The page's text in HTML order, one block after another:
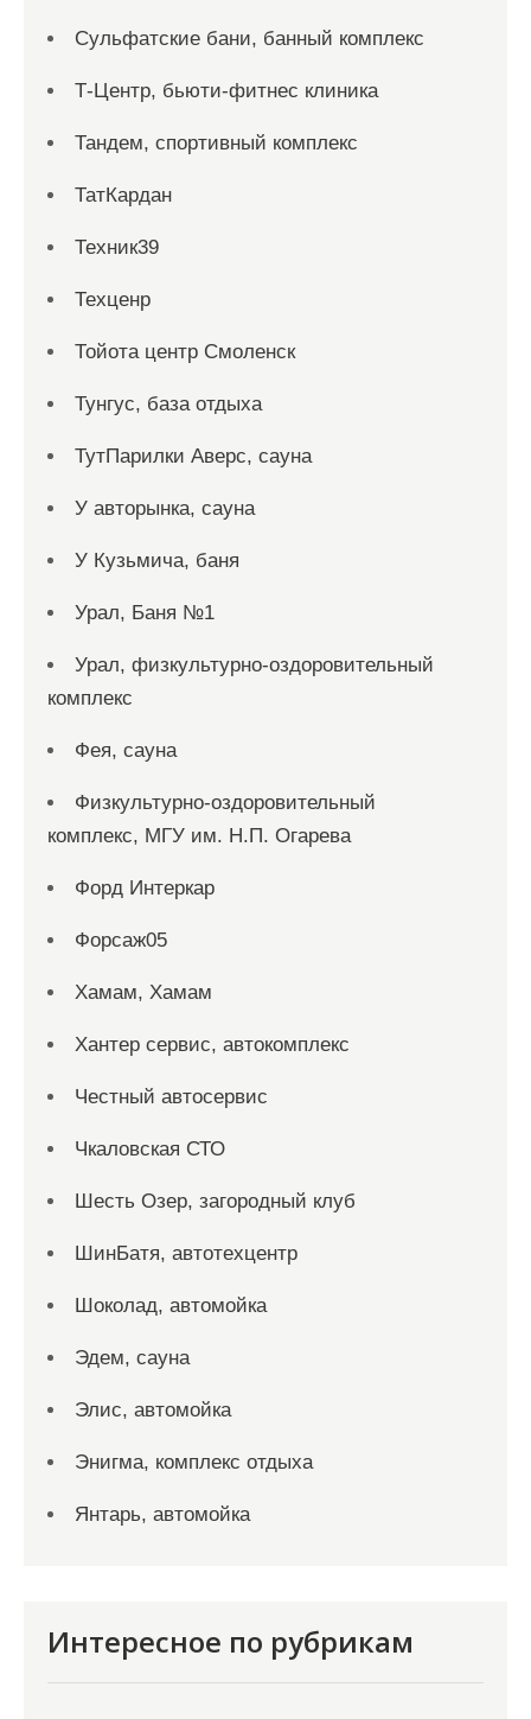
Сульфатские бани, банный комплекс
Т-Центр, бьюти-фитнес клиника
Тандем, спортивный комплекс
ТатКардан
Техник39
Техценр
Тойота центр Смоленск
Тунгус, база отдыха
ТутПарилки Аверс, сауна
У авторынка, сауна
У Кузьмича, баня
Урал, Баня №1
Урал, физкультурно-оздоровительный
комплекс
Фея, сауна
Физкультурно-оздоровительный
комплекс, МГУ им. Н.П. Огарева
Форд Интеркар
Форсаж05
Хамам, Хамам
Хантер сервис, автокомплекс
Честный автосервис
Чкаловская СТО
Шесть Озер, загородный клуб
ШинБатя, автотехцентр
Шоколад, автомойка
Эдем, сауна
Элис, автомойка
Энигма, комплекс отдыха
Янтарь, автомойка
Интересное по рубрикам